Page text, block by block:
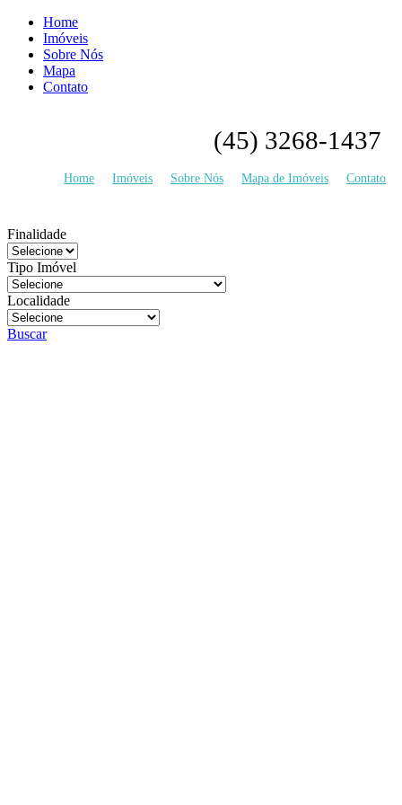
Home
Imóveis
Sobre Nós
Mapa
Contato
(45) 3268-1437
Home Imóveis Sobre Nós Mapa de Imóveis Contato
Finalidade
Tipo Imóvel
Localidade
Buscar